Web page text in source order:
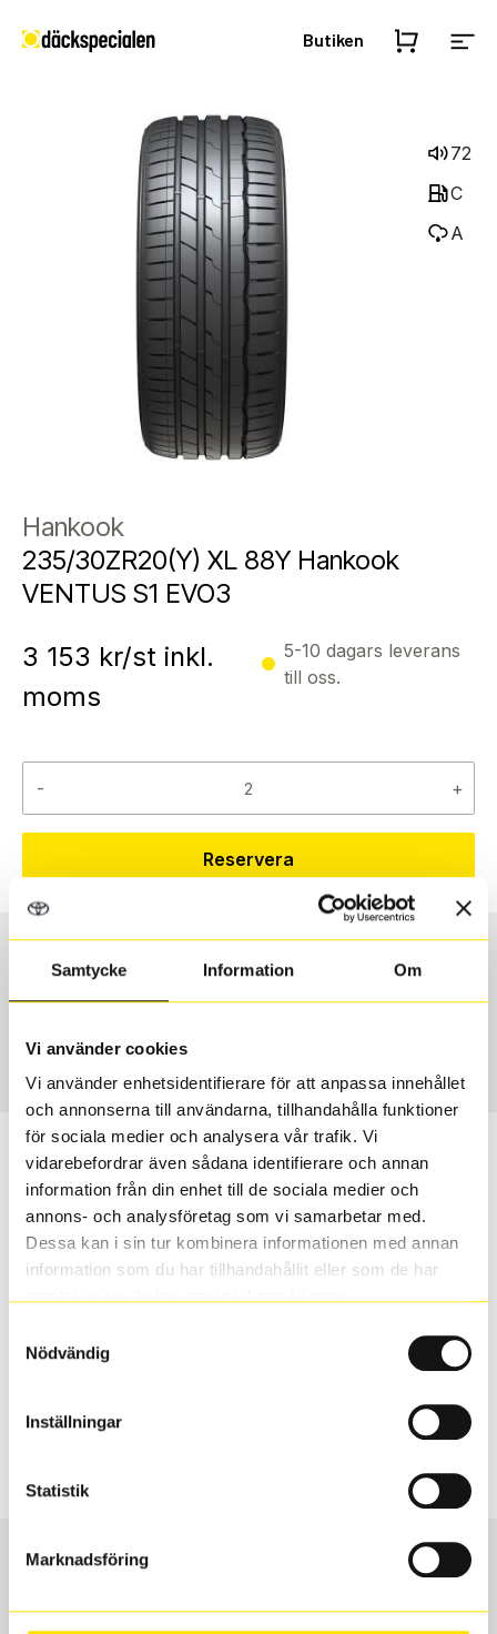
Samtycke Information Om
Vi använder cookies
Vi använder enhetsidentifierare för att anpassa innehållet
och annonserna till användarna, tillhandahålla funktioner
för sociala medier och analysera vår trafik. Vi
vidarebefordrar även sådana identifierare och annan
information från din enhet till de sociala medier och
annons- och analysföretag som vi samarbetar med.
Dessa kan i sin tur kombinera informationen med annan
information som du har tillhandahållit eller som de har
Nödvändig
Inställningar
Statistik
Marknadsföring
Butiken
72
C
A
Hankook
235/30ZR20(Y) XL 88Y Hankook
VENTUS S1 EVO3
3 153 kr/st inkl.
moms
5-10 dagars leverans
till oss.
- +
Reservera
Däcktyp
Sommar
Däckstorlek
235/30 R 20 88Y
1490
Passar detta däck min bil?
Ange registreringsnummer för att se om det däck du
valt passar din bilmodell. Om du köper däck som skall
sättas på dina befintliga fälgar, se till att kolla en extra
inte vara samma dimension som bilen hade ut från
Boka och hämta hos Däckspecialen